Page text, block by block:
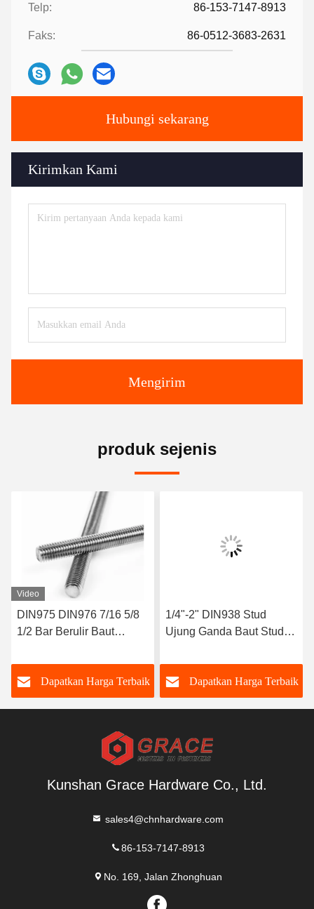
Telp: 86-153-7147-8913
Faks: 86-0512-3683-2631
Hubungi sekarang
Kirimkan Kami
Mengirim
produk sejenis
Video
DIN975 DIN976 7/16 5/8
1/2 Bar Berulir Baut
Dapatkan Harga Terbaik
1/4"-2" DIN938 Stud
Ujung Ganda Baut Stud
Dapatkan Harga Terbaik
Kunshan Grace Hardware Co., Ltd.
sales4@chnhardware.com
86-153-7147-8913
No. 169, Jalan Zhonghuan